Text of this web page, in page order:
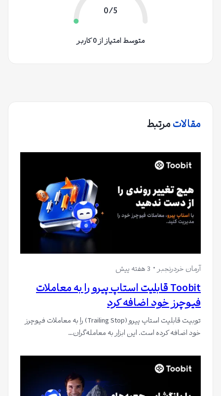
0/5
متوسط امتیاز از 0 کاربر
مقالاتمرتبط
آرمان خردرنجبر 3 هفته پیش
Toobit قابلیت استاپ پیرو را به معاملات
فیوچرز خود اضافه کرد
توبیت قابلیت استاپ پیرو (Trailing Stop) را به معاملات فیوچرز
خود اضافه کرده است. این ابزار به معامله‌گران…